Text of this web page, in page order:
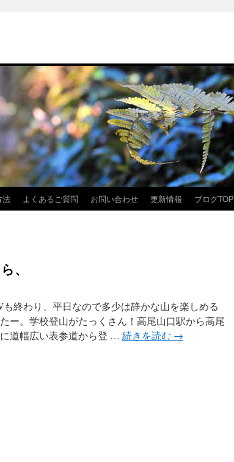
法 よくあるご質問 お問い合わせ 更新情報 ブログTOP
、
終わり、平日なので多少は静かな山を楽しめる
ー。学校登山がたっくさん！高尾山口駅から高尾
道幅広い表参道から登 … 続きを読む →